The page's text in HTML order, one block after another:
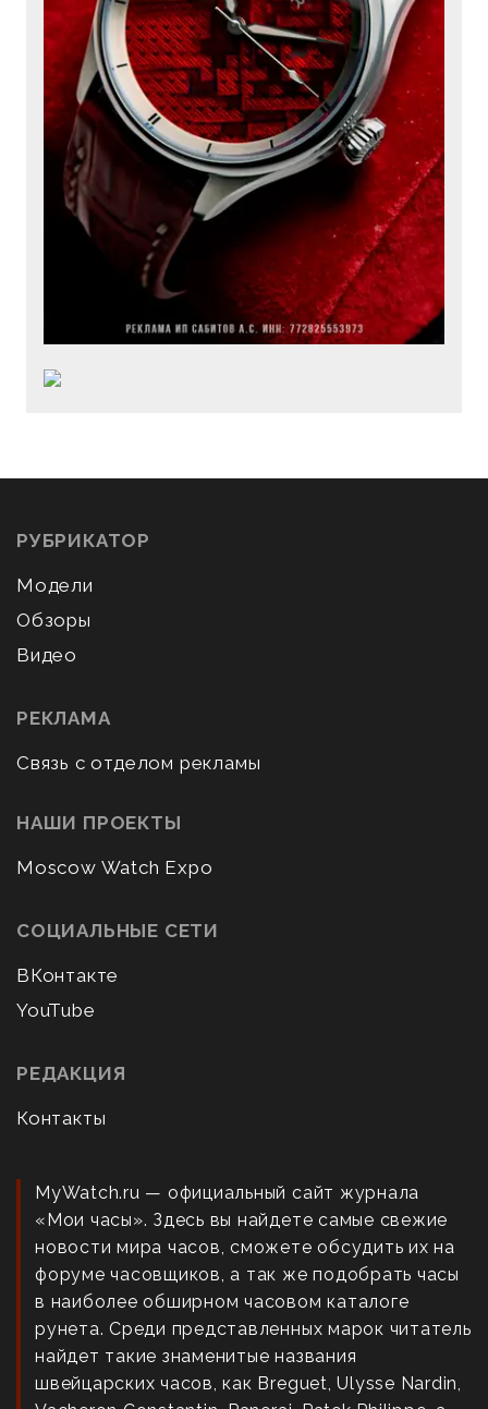
РУБРИКАТОР
Модели
Обзоры
Видео
РЕКЛАМА
Связь с отделом рекламы
НАШИ ПРОЕКТЫ
Moscow Watch Expo
СОЦИАЛЬНЫЕ СЕТИ
ВКонтакте
YouTube
РЕДАКЦИЯ
Контакты
MyWatch.ru — официальный сайт журнала
«Мои часы». Здесь вы найдете самые свежие
новости мира часов, сможете обсудить их на
форуме часовщиков, а так же подобрать часы
в наиболее обширном часовом каталоге
рунета. Среди представленных марок читатель
найдет такие знаменитые названия
швейцарских часов, как Breguet, Ulysse Nardin,